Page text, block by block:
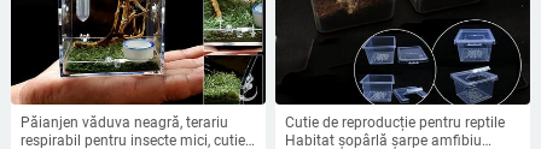
Păianjen văduva neagră, terariu
respirabil pentru insecte mici, cutie
Cutie de reproducție pentru reptile
Habitat șopârlă șarpe amfibiu